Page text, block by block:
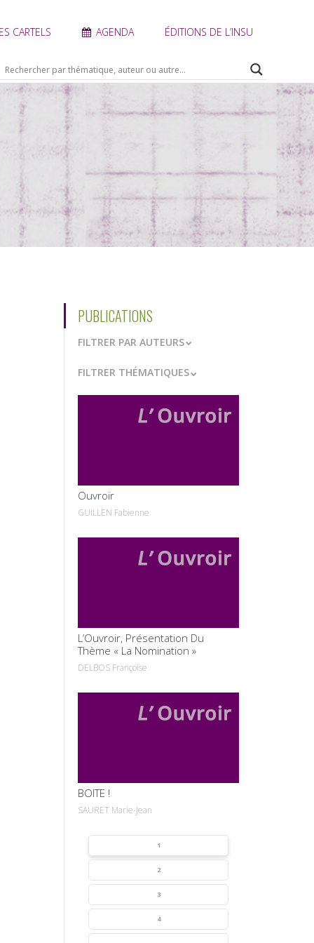
CARTELS AGENDA ÉDITIONS DE L’INSU
PUBLICATIONS
FILTRER PAR AUTEURS
FILTRER THÉMATIQUES
Ouvroir
GUILLEN Fabienne
L’Ouvroir, Présentation Du
Thème « La Nomination »
DELBOS Françoise
BOITE !
SAURET Marie-Jean
1
2
3
4